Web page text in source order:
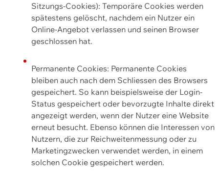
Sitzungs-Cookies): Temporäre Cookies werden
spätestens gelöscht, nachdem ein Nutzer ein
Online-Angebot verlassen und seinen Browser
geschlossen hat.
Permanente Cookies: Permanente Cookies
bleiben auch nach dem Schliessen des Browsers
gespeichert. So kann beispielsweise der Login-
Status gespeichert oder bevorzugte Inhalte direkt
angezeigt werden, wenn der Nutzer eine Website
erneut besucht. Ebenso können die Interessen von
Nutzern, die zur Reichweitenmessung oder zu
Marketingzwecken verwendet werden, in einem
solchen Cookie gespeichert werden.